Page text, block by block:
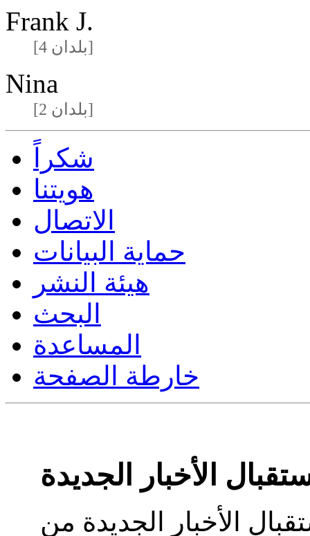
Frank J.
[4 بلدان]
Nina
[2 بلدان]
شكراً
هويتنا
الاتصال
حماية البيانات
هيئة النشر
البحث
المساعدة
خارطة الصفحة
الأخبار الجديدة
الأخبار الجديدة من